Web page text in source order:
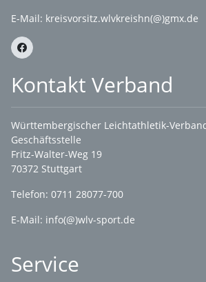
E-Mail: kreisvorsitz.wlvkreishn(@)gmx.de
Kontakt Verband
Württembergischer Leichtathletik-
Geschäftsstelle
Fritz-Walter-Weg 19
70372 Stuttgart
Telefon: 0711 28077-700
E-Mail: info(@)wlv-sport.de
Service